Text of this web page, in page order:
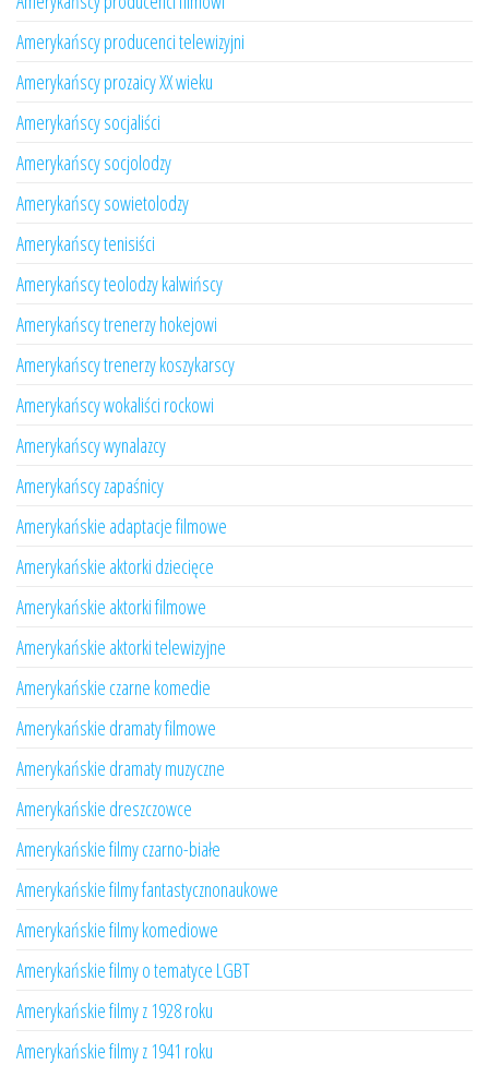
Amerykańscy producenci telewizyjni
Amerykańscy prozaicy XX wieku
Amerykańscy socjaliści
Amerykańscy socjolodzy
Amerykańscy sowietolodzy
Amerykańscy tenisiści
Amerykańscy teolodzy kalwińscy
Amerykańscy trenerzy hokejowi
Amerykańscy trenerzy koszykarscy
Amerykańscy wokaliści rockowi
Amerykańscy wynalazcy
Amerykańscy zapaśnicy
Amerykańskie adaptacje filmowe
Amerykańskie aktorki dziecięce
Amerykańskie aktorki filmowe
Amerykańskie aktorki telewizyjne
Amerykańskie czarne komedie
Amerykańskie dramaty filmowe
Amerykańskie dramaty muzyczne
Amerykańskie dreszczowce
Amerykańskie filmy czarno-białe
Amerykańskie filmy fantastycznonaukowe
Amerykańskie filmy komediowe
Amerykańskie filmy o tematyce LGBT
Amerykańskie filmy z 1928 roku
Amerykańskie filmy z 1941 roku